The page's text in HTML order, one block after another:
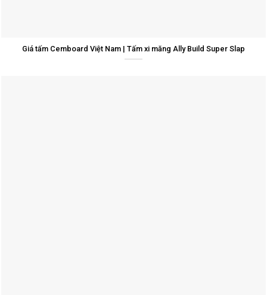
Giá tấm Cemboard Việt Nam | Tấm xi măng Ally Build Super Slap